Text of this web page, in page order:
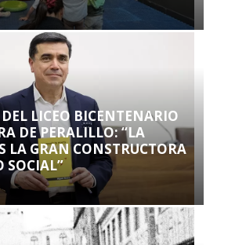
LICEO BICENTENARIO
DE PERALILLO: “LA
LA GRAN CONSTRUCTORA
SOCIAL”